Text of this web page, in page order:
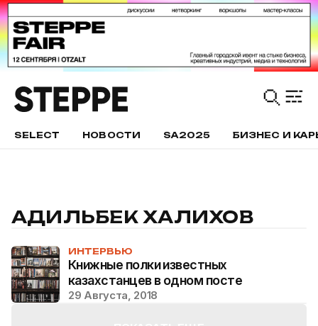
SELECT НОВОСТИ SA2025 БИЗНЕС И
АДИЛЬБЕК ХАЛИХОВ
ИНТЕРВЬЮ
Книжные полки известных
казахстанцев в одном посте
29 Августа, 2018